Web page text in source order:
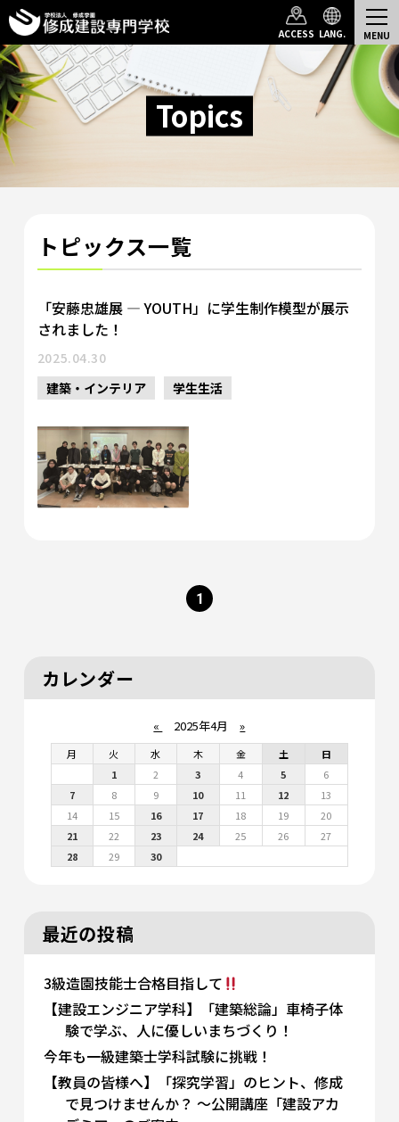
ACCESS LANG.
Topics
Top Topics一覧
トピックス一覧
「安藤忠雄展 ― YOUTH」に学生制作模型が展示
されました！
2025.04.30
建築・インテリア
学生生活
1
カレンダー
« 2025年4月 »
月 火 水 木 金 土
日
1
2 3 4 5
6
7
8 9 10 11 12
13
14
15 16 17 18 19
20
21
22 23 24 25 26
27
28
29 30
最近の投稿
3級造園技能士合格目指して
【建設エンジニア学科】「建築総論」車椅子体
験で学ぶ、人に優しいまちづくり！
今年も一級建築士学科試験に挑戦！
【教員の皆様へ】「探究学習」のヒント、修成
で見つけませんか？ 〜公開講座「建設アカ